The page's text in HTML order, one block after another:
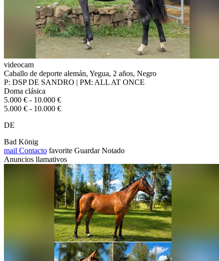
videocam
Caballo de deporte alemán, Yegua, 2 años, Negro
P: DSP DE SANDRO | PM: ALL AT ONCE
Doma clásica
5.000 € - 10.000 €
5.000 € - 10.000 €
DE
Bad König
mail Contacto favorite Guardar Notado
Anuncios llamativos